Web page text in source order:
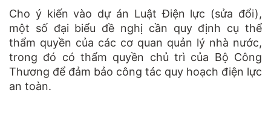
Cho ý kiến vào dự án Luật Điện lực (sửa đổi),
một số đại biểu đề nghị cần quy định cụ thể
thẩm quyền của các cơ quan quản lý nhà nước,
trong đó có thẩm quyền chủ trì của Bộ Công
Thương để đảm bảo công tác quy hoạch điện lực
an toàn.